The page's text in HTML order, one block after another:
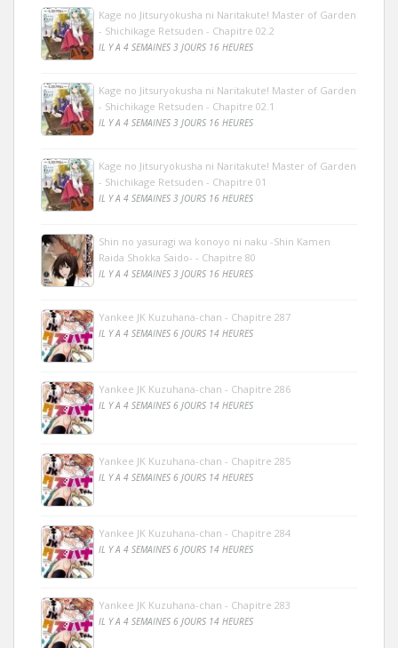
Kage no Jitsuryokusha ni Naritakute! Master of Garden
- Shichikage Retsuden - Chapitre 02.2
IL Y A 4 SEMAINES 3 JOURS 16 HEURES
Kage no Jitsuryokusha ni Naritakute! Master of Garden
- Shichikage Retsuden - Chapitre 02.1
IL Y A 4 SEMAINES 3 JOURS 16 HEURES
Kage no Jitsuryokusha ni Naritakute! Master of Garden
- Shichikage Retsuden - Chapitre 01
IL Y A 4 SEMAINES 3 JOURS 16 HEURES
Shin no yasuragi wa konoyo ni naku -Shin Kamen
Raida Shokka Saido- - Chapitre 80
IL Y A 4 SEMAINES 3 JOURS 16 HEURES
Yankee JK Kuzuhana-chan - Chapitre 287
IL Y A 4 SEMAINES 6 JOURS 14 HEURES
Yankee JK Kuzuhana-chan - Chapitre 286
IL Y A 4 SEMAINES 6 JOURS 14 HEURES
Yankee JK Kuzuhana-chan - Chapitre 285
IL Y A 4 SEMAINES 6 JOURS 14 HEURES
Yankee JK Kuzuhana-chan - Chapitre 284
IL Y A 4 SEMAINES 6 JOURS 14 HEURES
Yankee JK Kuzuhana-chan - Chapitre 283
IL Y A 4 SEMAINES 6 JOURS 14 HEURES